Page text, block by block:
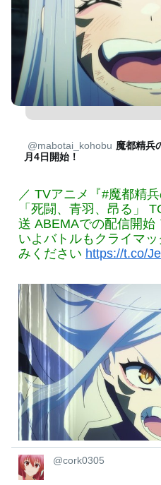
@mabotai_kohobu 魔都精兵
月4日開始！
／ TVアニメ『#魔都精
「死闘、青羽、昂る」
送 ABEMAでの配信開始
いよバトルもクライマ
みください https://t.co/
@cork0305